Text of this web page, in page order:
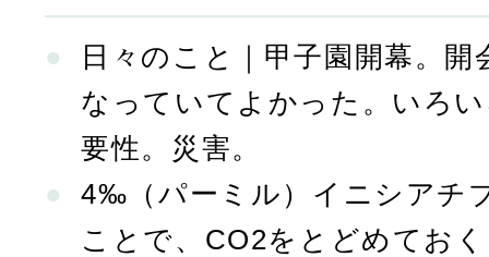
日々のこと｜甲子園開幕。
なっていてよかった。いろ
要性。災害。
4‰（パーミル）イニシアチ
ことで、CO2をとどめてお